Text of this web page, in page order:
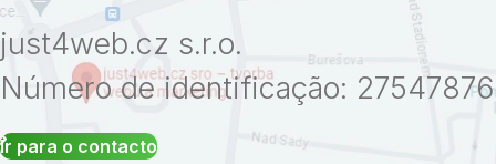
just4web.cz s.r.o.
Número de identificação: 27547876
Ir para o contacto